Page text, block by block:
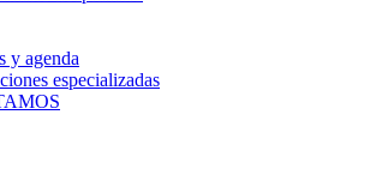
y agenda
especializadas